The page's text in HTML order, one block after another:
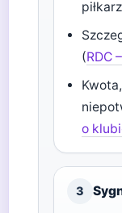
(RDC
o
3